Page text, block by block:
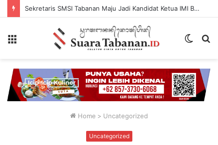
Sekretaris SMSI Tabanan Maju Jadi Kandidat Ketua IMI Bali, Ketua SMSI Tabanan Berikan Dukungan
Switch
Home > Uncategorized
Uncategorized